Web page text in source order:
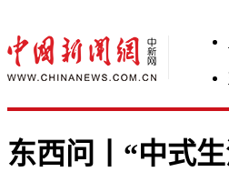
东西问丨“中式